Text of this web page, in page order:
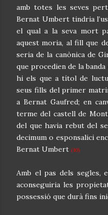
amb totes les seves
Bernat Umbert tindria
el qual a la seva mort
aquest moria, al fill que
seria de la canònica de
que procedien de la
hi els que a títol de
seus fills del primer
a Bernat Gaufred; en
terme del castell de
del que havia rebut del
decimum o esponsalici
Bernat Umbert (10)
Amb el pas dels segles,
aconseguiria les
possessió que durà fins